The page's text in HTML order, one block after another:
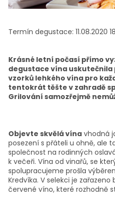
Termín degustace: 11.08.2020
Krásné letní počasí přímo
degustace vína uskutečnila
vzorků lehkého vína pro
tentokrát těšte v zahradě
Grilování samozřejmě
Objevte skvělá vína vhodná
posezení s přáteli u ohně, ale
společnost na rodinných
k večeři. Vína od vinařů, se
spolupracujeme prošla
Kredvíka. V selekci je zařazeno
červené víno, které rozhodně